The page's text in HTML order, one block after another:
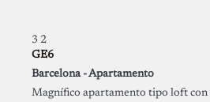
3 2
GE6
Barcelona -Apartamento
Magnífico apartamento tipo loft con